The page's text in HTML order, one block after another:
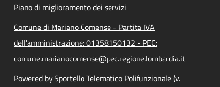
Piano di miglioramento dei servizi
Comune di Mariano Comense - Partita IVA
dell'amministrazione: 01358150132 - PEC:
comune.marianocomense@pec.regione.lombardia.it
Powered by Sportello Telematico Polifunzionale (v.